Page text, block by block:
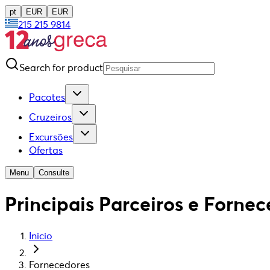
pt EUR EUR
215 215 9814
Search for product
Pacotes
Cruzeiros
Excursões
Ofertas
Menu Consulte
Principais Parceiros e
Inicio
Fornecedores